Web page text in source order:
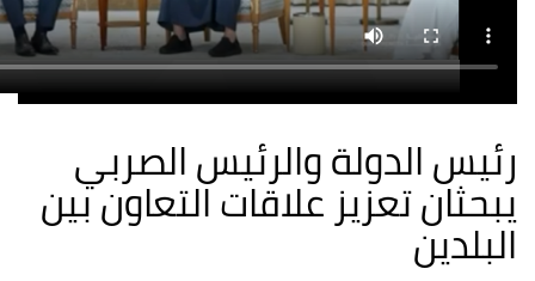
رئيس الدولة والرئيس الصربي
يبحثان تعزيز علاقات التعاون بين
البلدين